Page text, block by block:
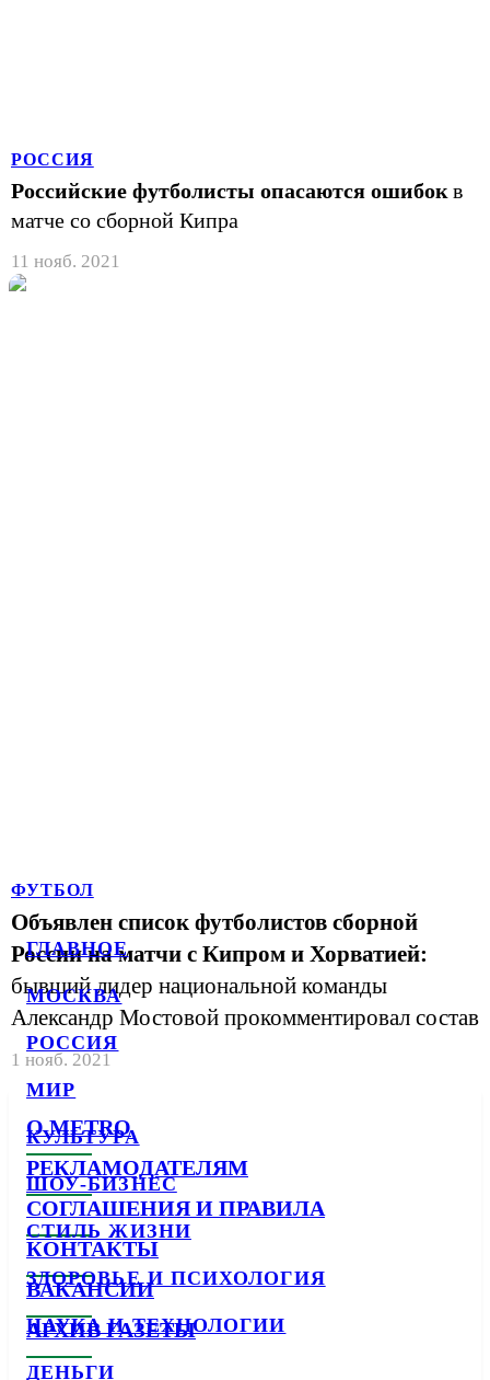
ГЛАВНОЕ
МОСКВА
РОССИЯ
МИР
КУЛЬТУРА
ШОУ-БИЗНЕС
СТИЛЬ ЖИЗНИ
ЗДОРОВЬЕ И ПСИХОЛОГИЯ
НАУКА И ТЕХНОЛОГИИ
ДЕНЬГИ
РОССИЯ
Российские футболисты опасаются ошибок в
матче со сборной Кипра
11 нояб. 2021
ФУТБОЛ
Объявлен список футболистов сборной
России на матчи с Кипром и Хорватией:
бывший лидер национальной команды
Александр Мостовой прокомментировал состав
1 нояб. 2021
О METRO
РЕКЛАМОДАТЕЛЯМ
СОГЛАШЕНИЯ И ПРАВИЛА
КОНТАКТЫ
ВАКАНСИИ
АРХИВ ГАЗЕТЫ